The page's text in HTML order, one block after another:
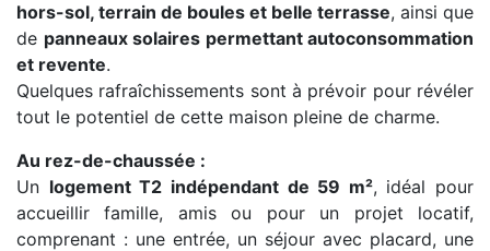
hors-sol, terrain de boules et belle terrasse, ainsi que
de panneaux solaires permettant autoconsommation
et revente.
Quelques rafraîchissements sont à prévoir pour révéler
tout le potentiel de cette maison pleine de charme.
Au rez-de-chaussée :
Un logement T2 indépendant de 59 m², idéal pour
accueillir famille, amis ou pour un projet locatif,
comprenant : une entrée, un séjour avec placard, une